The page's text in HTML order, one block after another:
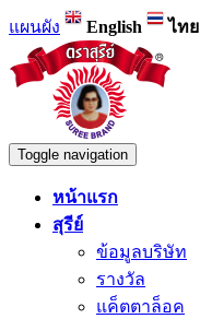
แผนผัง English ไทย
Toggle navigation
หน้าแรก
สุรีย์
ข้อมูลบริษัท
รางวัล
แค็ตตาล็อค